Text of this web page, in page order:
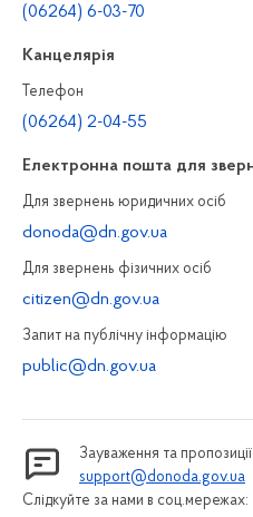
(06264) 6-03-70
Канцелярiя
Телефон
(06264) 2-04-55
Електронна пошта для
Для звернень юридичних осiб
donoda@dn.gov.ua
Для звернень фізичних осiб
citizen@dn.gov.ua
Запит на публiчну інформацiю
public@dn.gov.ua
Зауваження та
support@donoda.gov.ua
Слідкуйте за нами в соц.мережах: